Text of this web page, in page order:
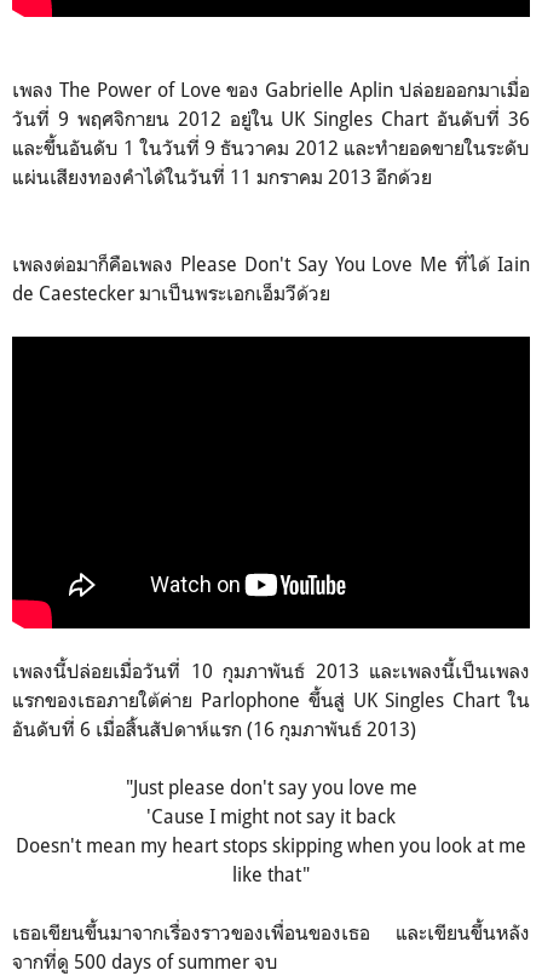
เพลง The Power of Love ของ Gabrielle Aplin ปล่อยออกมาเมื่อ
วันที่ 9 พฤศจิกายน 2012 อยู่ใน UK Singles Chart อันดับที่ 36
และขึ้นอันดับ 1 ในวันที่ 9 ธันวาคม 2012 และทำยอดขายในระดับ
แผ่นเสียงทองคำได้ในวันที่ 11 มกราคม 2013 อีกด้วย
เพลงต่อมาก็คือเพลง Please Don't Say You Love Me ที่ได้ Iain
de Caestecker มาเป็นพระเอกเอ็มวีด้วย
เพลงนี้ปล่อยเมื่อวันที่ 10 กุมภาพันธ์ 2013 และเพลงนี้เป็นเพลง
แรกของเธอภายใต้ค่าย Parlophone ขึ้นสู่ UK Singles Chart ใน
อันดับที่ 6 เมื่อสิ้นสัปดาห์แรก (16 กุมภาพันธ์ 2013)
"Just please don't say you love me
'Cause I might not say it back
Doesn't mean my heart stops skipping when you look at me
like that"
เธอเขียนขึ้นมาจากเรื่องราวของเพื่อนของเธอ และเขียนขึ้นหลัง
จากที่ดู 500 days of summer จบ